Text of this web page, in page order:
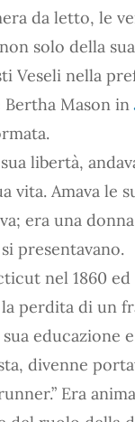
da letto, le
solo della
Veseli nella
Bertha Mason in
libertà,
vita. Amava le
era una
presentavano.
nel 1860 ed
perdita di un
educazione
divenne
Era